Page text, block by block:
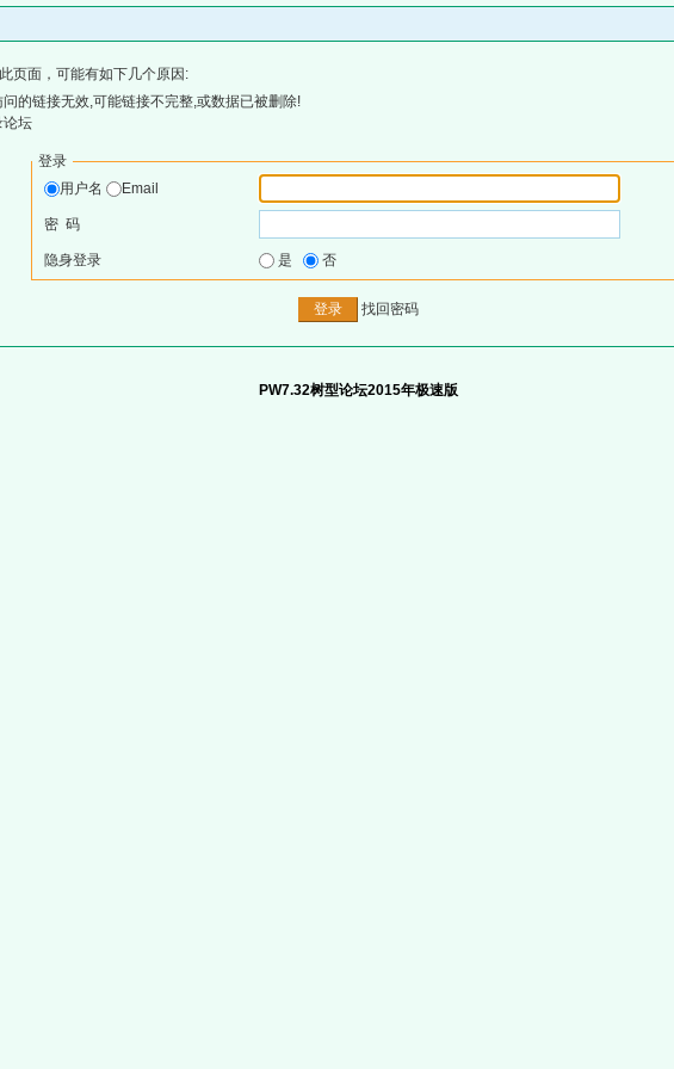
页面，可能有如下几个原因:
的链接无效,可能链接不完整,或数据已被删除!
论坛
登录
用户名
Email
密 码
隐身登录 是 否
找回密码
PW7.32树型论坛2015年极速版